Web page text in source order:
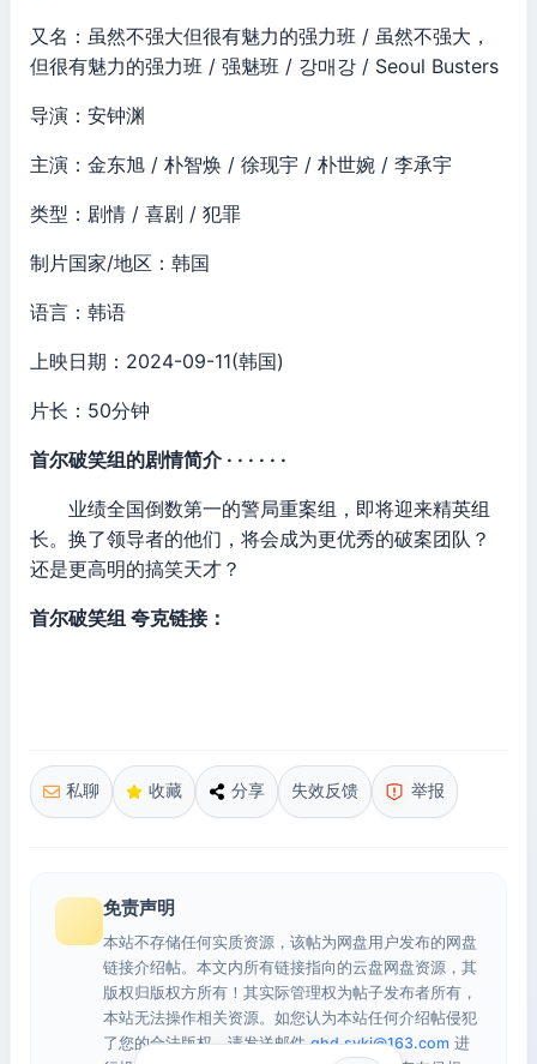
又名：虽然不强大但很有魅力的强力班 / 虽然不强大，
但很有魅力的强力班 / 强魅班 / 강매강 / Seoul Busters
导演：安钟渊
主演：金东旭 / 朴智焕 / 徐现宇 / 朴世婉 / 李承宇
类型：剧情 / 喜剧 / 犯罪
制片国家/地区：韩国
语言：韩语
上映日期：2024-09-11(韩国)
片长：50分钟
首尔破笑组的剧情简介 · · · · · ·
业绩全国倒数第一的警局重案组，即将迎来精英组
长。换了领导者的他们，将会成为更优秀的破案团队？
还是更高明的搞笑天才？
首尔破笑组 夸克链接：
私聊 收藏 分享 失效反馈 举报
免责声明
本站不存储任何实质资源，该帖为网盘用户发布的网盘
链接介绍帖。本文内所有链接指向的云盘网盘资源，其
版权归版权方所有！其实际管理权为帖子发布者所有，
本站无法操作相关资源。如您认为本站任何介绍帖侵犯
了您的合法版权，请发送邮件qhd.sykj@163.com 进